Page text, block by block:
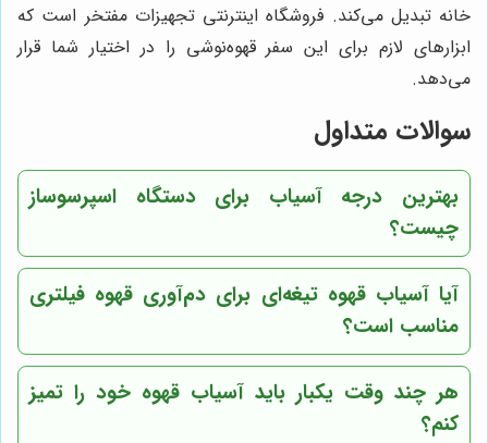
خانه تبدیل می‌کند. فروشگاه اینترنتی تجهیزات مفتخر است که
ابزارهای لازم برای این سفر قهوه‌نوشی را در اختیار شما قرار
می‌دهد.
سوالات متداول
بهترین درجه آسیاب برای دستگاه اسپرسوساز
چیست؟
آیا آسیاب قهوه تیغه‌ای برای دم‌آوری قهوه فیلتری
مناسب است؟
هر چند وقت یکبار باید آسیاب قهوه خود را تمیز
کنم؟